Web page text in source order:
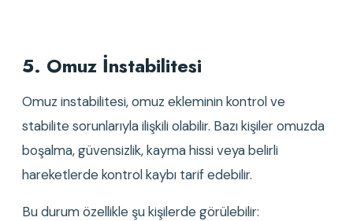
5. Omuz İnstabilitesi
Omuz instabilitesi, omuz ekleminin kontrol ve
stabilite sorunlarıyla ilişkili olabilir. Bazı kişiler omuzda
boşalma, güvensizlik, kayma hissi veya belirli
hareketlerde kontrol kaybı tarif edebilir.
Bu durum özellikle şu kişilerde görülebilir: